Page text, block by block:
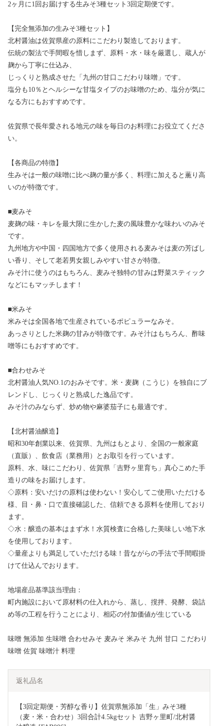
2ヶ月に1回お届けする生みそ3種セット3回定期便です。
【完全無添加の生みそ3種セット】
北村醤油は佐賀県産の原料にこだわり製造しております。
伝統の製法で手間暇を惜しまず、原料・水・味を厳選し、蔵人が
麹から丁寧に仕込み、
じっくりと熟成させた「九州の甘口こだわり味噌」です。
塩分も10％とヘルシーな甘塩タイプのお味噌のため、塩分が気に
なる方にもおすすめです。
佐賀県で長年愛される地元の味を毎日のお料理にお役立てくださ
い。
【各商品の特徴】
生みそは一般の味噌に比べ麹の量が多く、料理に加えると薫り高
いのが特徴です。
■麦みそ
麦麹の味・キレを最大限に生かした麦の風味豊かな味わいのみそ
です。
九州地方や中国・四国地方で多く使用される麦みそは麦の芳ばし
い香り、そして老若男女親しみやすい甘さが特徴。
みそ汁に使うのはもちろん、麦みそ独特の甘みは野菜スティック
などにもマッチします！
■米みそ
米みそは全国各地で生産されているポピュラーなみそ。
あっさりとした米麹の甘みが特徴です。みそ汁はもちろん、酢味
噌等にもおすすめです。
■合わせみそ
北村醤油人気NO.1のおみそです。米・麦麹（こうじ）を独自にブ
レンドし、じっくりと熟成した逸品です。
みそ汁のみならず、炒め物や麻婆茄子にも最適です。
【北村醤油醸造】
昭和30年創業以来、佐賀県、九州はもとより、全国の一般家庭
（直販）、飲食店（業務用）とお取引を行っています。
原料、水、味にこだわり、佐賀県「吉野ヶ里育ち」真心こめた手
造りの味をお届けします。
◇原料：安いだけの原料は使わない！安心してご使用いただける
様、目・鼻・口で直接確認した、信頼できる原料を使用しており
ます。
◇水：醸造の基本はまず水！水質検査に合格した美味しい地下水
を使用しております。
◇量産よりも満足していただける味！昔ながらの手法で手間暇掛
けて仕込んでおります。
地場産品基準該当理由：
町内施設において原材料の仕入れから、蒸し、撹拌、発酵、袋詰
め等の工程を行うことにより、相応の付加価値が生じている
味噌 無添加 生味噌 合わせみそ 麦みそ 米みそ 九州 甘口 こだわり
味噌 佐賀 味噌汁 料理
返礼品名
【3回定期便・芳醇な香り】佐賀県無添加「生」みそ3種
（麦・米・合わせ）3回合計4.5kgセット 吉野ヶ里町/北村醤